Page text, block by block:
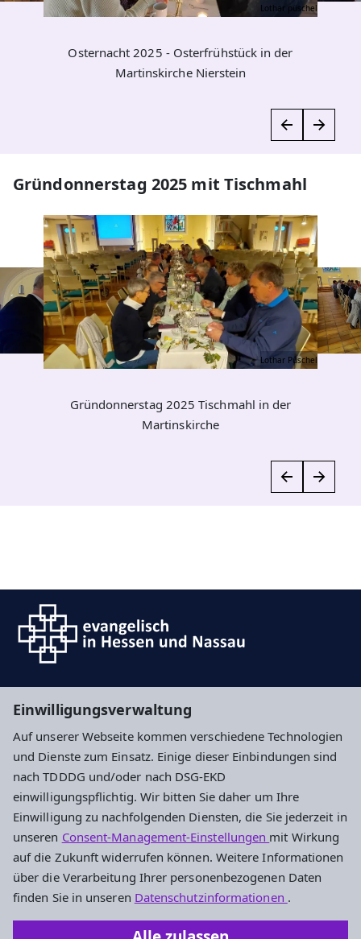
Einwilligungsverwaltung
Auf unserer Webseite kommen verschiedene Technologien
und Dienste zum Einsatz. Einige dieser Einbindungen sind
nach TDDDG und/oder nach DSG-EKD
einwilligungspflichtig. Wir bitten Sie daher um Ihre
Einwilligung zu nachfolgenden Diensten, die Sie jederzeit in
unseren Consent-Management-Einstellungen mit Wirkung
auf die Zukunft widerrufen können. Weitere Informationen
über die Verarbeitung Ihrer personenbezogenen Daten
finden Sie in unseren Datenschutzinformationen .
Lothar püschel
Osternacht 2025 - Osterfrühstück in der
Martinskirche Nierstein
Gründonnerstag 2025 mit Tischmahl
Lothar Püschel
Gründonnerstag 2025 Tischmahl in der
Martinskirche
Suche
Ev. Kirchengemeinde Nierstein
Mühlgasse 28
55283 Nierstein
Tel.: +49 6133 5687